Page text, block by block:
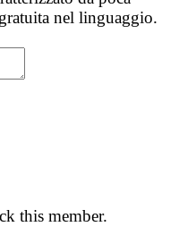
nel linguaggio.
this member.